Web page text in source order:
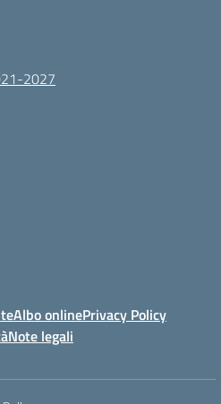
2027
Albo onlinePrivacy Policy
Note legali